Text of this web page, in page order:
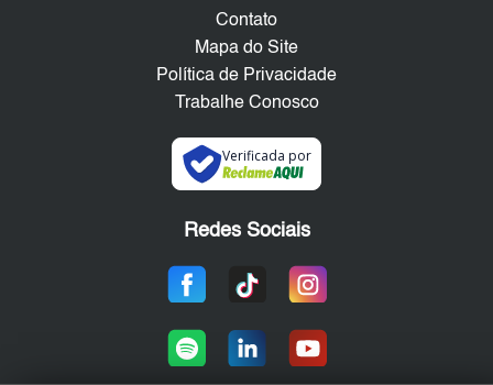
Contato
Mapa do Site
Política de Privacidade
Trabalhe Conosco
Verificada por
Redes Sociais